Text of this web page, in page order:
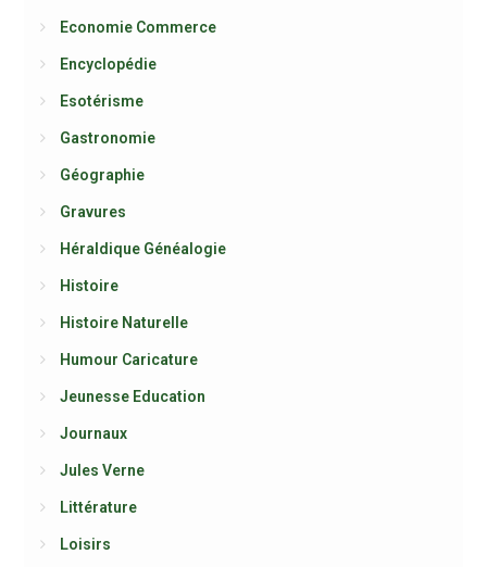
Economie Commerce
Encyclopédie
Esotérisme
Gastronomie
Géographie
Gravures
Héraldique Généalogie
Histoire
Histoire Naturelle
Humour Caricature
Jeunesse Education
Journaux
Jules Verne
Littérature
Loisirs